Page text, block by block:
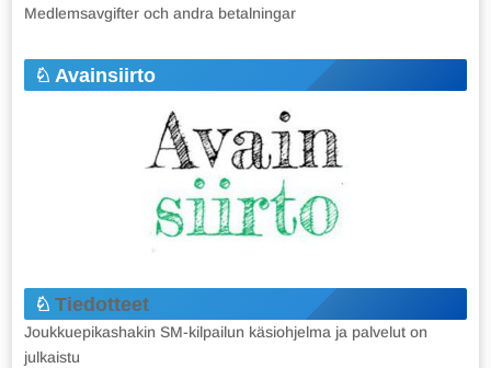
Medlemsavgifter och andra betalningar
Avainsiirto
Tiedotteet
Joukkuepikashakin SM-kilpailun käsiohjelma ja palvelut on
julkaistu